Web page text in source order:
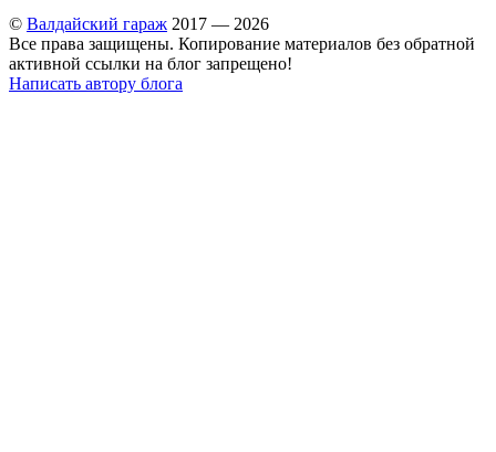
© Валдайский гараж 2017 — 2026
Все права защищены. Копирование материалов без обратной
активной ссылки на блог запрещено!
Написать автору блога